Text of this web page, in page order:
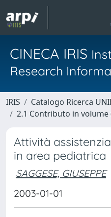
CINECA IRIS
Research
IRIS Catalogo Ricerca
2.1 Contributo in volume
Attività
in area pediatrica
SAGGESE, GIUSEPPE
2003-01-01